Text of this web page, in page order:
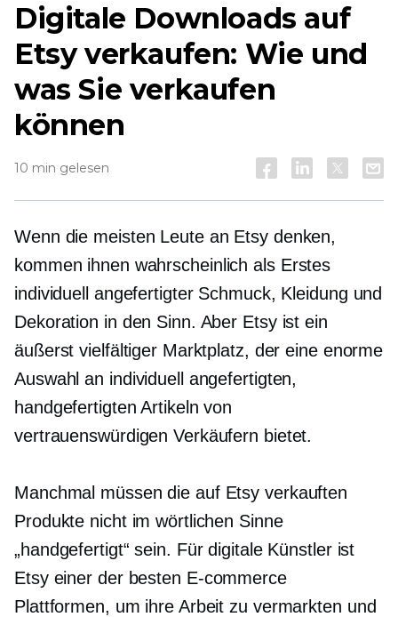
Digitale Downloads auf
Etsy verkaufen: Wie und
was Sie verkaufen
können
10 min gelesen
Wenn die meisten Leute an Etsy denken,
kommen ihnen wahrscheinlich als Erstes
individuell angefertigter Schmuck, Kleidung und
Dekoration in den Sinn. Aber Etsy ist ein
äußerst vielfältiger Marktplatz, der eine enorme
Auswahl an individuell angefertigten,
handgefertigten Artikeln von
vertrauenswürdigen Verkäufern bietet.
Manchmal müssen die auf Etsy verkauften
Produkte nicht im wörtlichen Sinne
„handgefertigt“ sein. Für digitale Künstler ist
Etsy einer der besten E-commerce
Plattformen, um ihre Arbeit zu vermarkten und